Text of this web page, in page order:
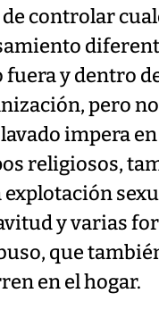
de controlar
fuera y dentro
pero
impera en
religiosos,
explotación
y varias
que
en el hogar.